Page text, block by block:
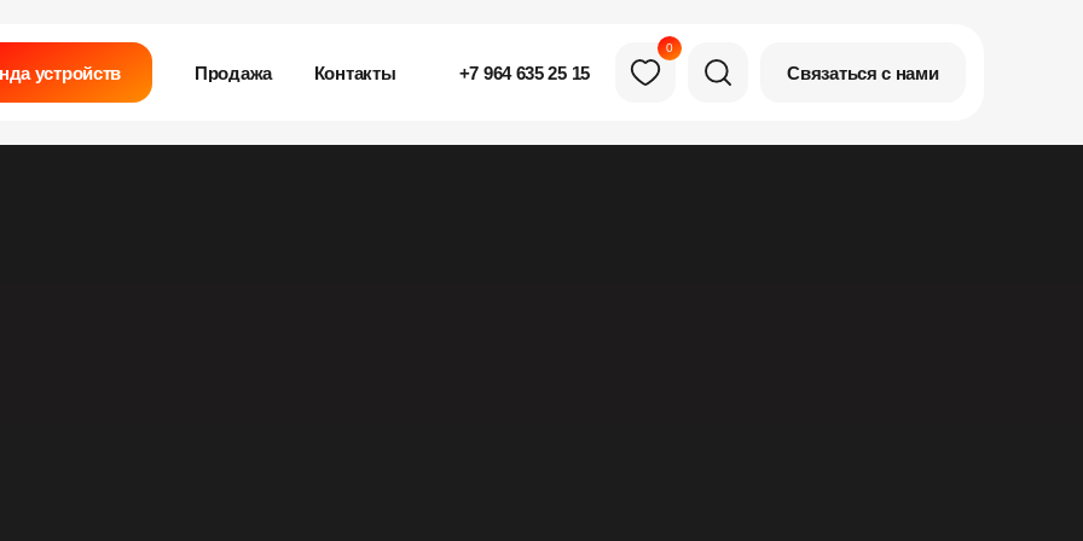
Контакты
Продажа Связаться с нами
устройств
0
+7 964 635 25 15